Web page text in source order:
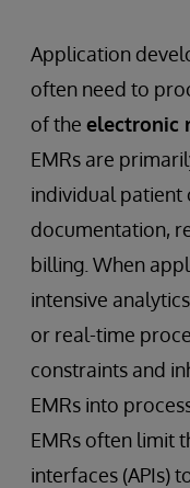
Application
often need to
of the electronic
EMRs are
individual patient
documentation,
billing. When
intensive
or real-time
constraints and
EMRs into
EMRs often limit
interfaces (APIs)